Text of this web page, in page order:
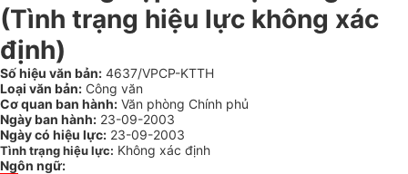
(Tình trạng hiệu lực không xác
định)
Số hiệu văn bản: 4637/VPCP-KTTH
Loại văn bản: Công văn
Cơ quan ban hành: Văn phòng Chính phủ
Ngày ban hành: 23-09-2003
Ngày có hiệu lực: 23-09-2003
Tình trạng hiệu lực: Không xác định
Ngôn ngữ: